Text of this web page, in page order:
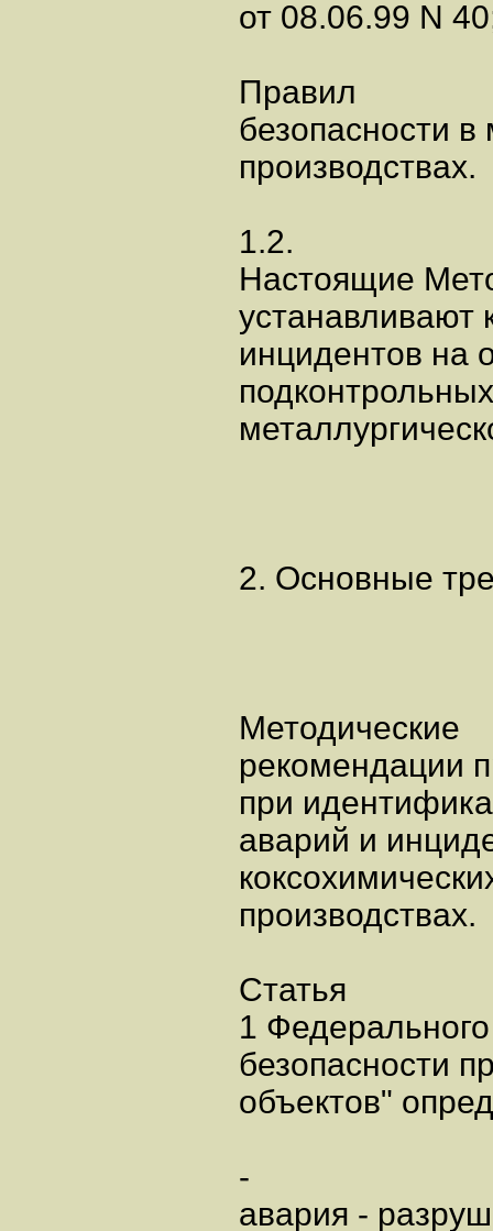
от 08.06.99 N
Правил
безопасности в
производствах.
1.2.
Настоящие
устанавливают
инцидентов на
подконтрольных
2. Основные
Методические
рекомендации
при
аварий и
производствах.
Статья
1
безопасности
объектов"
-
авария -